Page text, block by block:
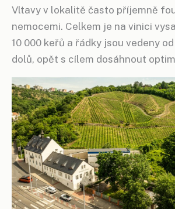
Vltavy v lokalitě často příjemně
nemocemi. Celkem je na vinici
10 000 keřů a řádky jsou vedeny
dolů, opět s cílem dosáhnout